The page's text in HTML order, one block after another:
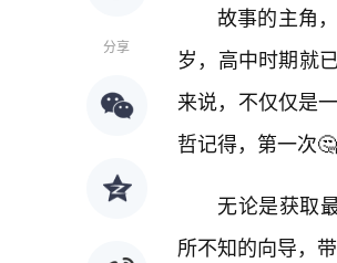
分享
故事的主角
岁，高中时期就
来说，不仅仅是
哲记得，第一次
无论是获取
所不知的向导，